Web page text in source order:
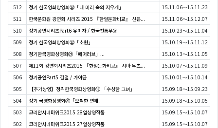
512
정기 한국영화상영회㉓「내 미리 속의 지우개」
15.11.06～15.11.23
511
한국문화원 강연회 시리즈 2015 『한일문화비교』 신은...
15.11.06～15.12.07
510
정기공연시리즈Part6 유미자 / 한국전통무용
15.10.23～15.11.04
509
정기 한국영화상영회㉒「소원」
15.10.19～15.11.12
508
정기한국영화상영회㉑「페어러브」...
15.10.13～15.11.05
507
제11회 강연회시리즈2015 『한일문화비교』 시마 무츠...
15.10.07～15.11.09
506
정기공연Part5 김얼 / 가야금
15.10.01～15.10.14
505
【추가상영】정긱한국영화상영회⑱ 「수상한 그녀」
15.09.18～15.09.23
504
정기 국영화상영회⑳「오싹한 연애」
15.09.18～15.10.05
503
코리안시네마위크2015 28일상영작품
15.09.15～15.10.07
502
코리안시네마위크2015 27일상영작품
15.09.15～15.10.07